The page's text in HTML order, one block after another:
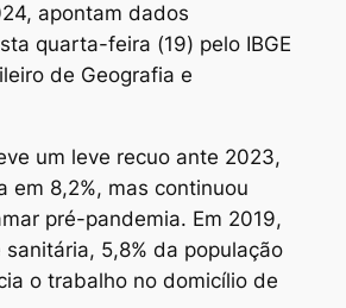
apontam dados
quarta-feira (19) pelo IBGE
de Geografia e
um leve recuo ante 2023,
em 8,2%, mas continuou
pré-pandemia. Em 2019,
5,8% da população
o trabalho no domicílio de